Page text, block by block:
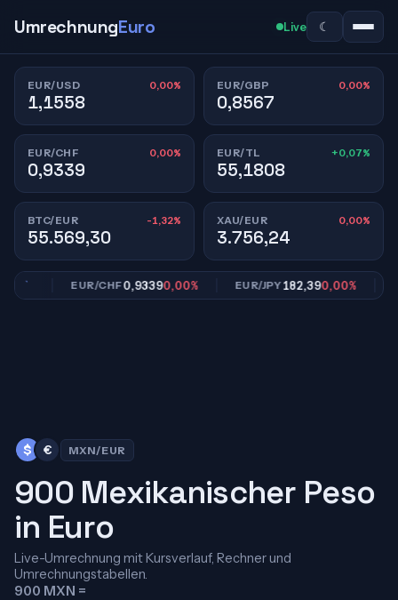
UmrechnungEuro Live ☾
EUR/USD 0,00%
1,1558
EUR/GBP 0,00%
0,8567
EUR/CHF 0,00%
0,9339
EUR/TL +0,07%
55,1808
BTC/EUR -1,32%
55.569,30
XAU/EUR 0,00%
3.756,24
EUR/CHF0,93390,00% EUR/JPY182,390,00%
$ € MXN/EUR
900 Mexikanischer Peso
in Euro
Live-Umrechnung mit Kursverlauf, Rechner und
Umrechnungstabellen.
900 MXN =